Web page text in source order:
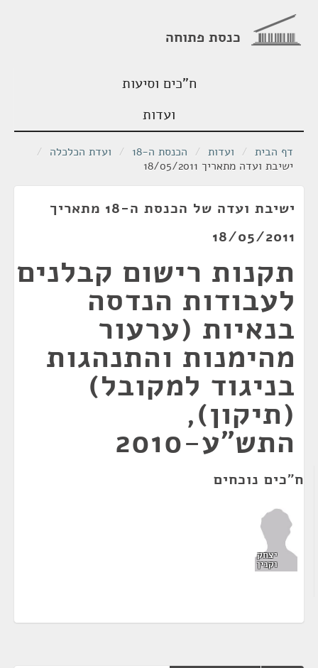
כנסת פתוחה
ח"כים וסיעות
ועדות
דף הבית / ועדות / הכנסת ה-18 / ועדת הכלכלה /
ישיבת ועדה מתאריך 18/05/2011
ישיבת ועדה של הכנסת ה-18 מתאריך
18/05/2011
תקנות רישום קבלנים
לעבודות הנדסה
בנאיות (ערעור
מהימנות והתנהגות
בניגוד למקובל)
(תיקון),
התש"ע-2010
ח"כים נוכחים
יצחק
וקנין